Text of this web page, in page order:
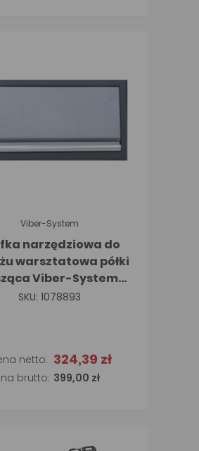
Viber-System
narzędziowa do
warsztatowa półki
Viber-System
1326
SKU: 1078893
399,00 zł
324,39 zł
do koszyka